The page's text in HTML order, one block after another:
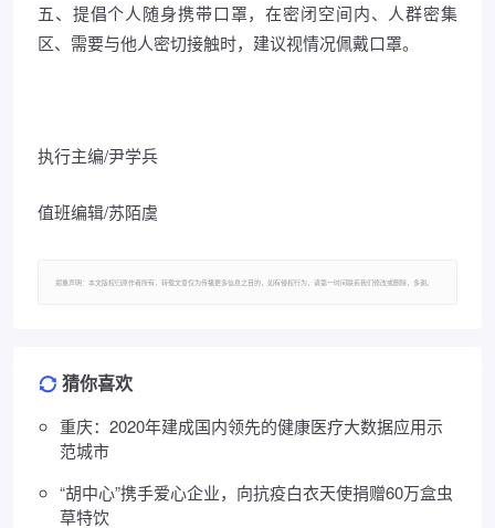
五、提倡个人随身携带口罩，在密闭空间内、人群密集
区、需要与他人密切接触时，建议视情况佩戴口罩。
执行主编/尹学兵
值班编辑/苏陌虞
郑重声明：本文版权归原作者所有，转载文章仅为传播更多信息之目的，如有侵权行为，请第一时间联系我们修改或删除，多谢。
猜你喜欢
重庆：2020年建成国内领先的健康医疗大数据应用示
范城市
“胡中心”携手爱心企业，向抗疫白衣天使捐赠60万盒虫
草特饮